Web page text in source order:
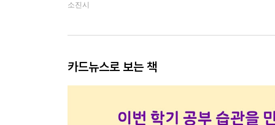
소진시
카드뉴스로 보는 책